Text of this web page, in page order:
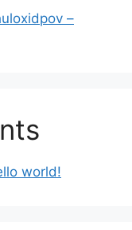
–
world!